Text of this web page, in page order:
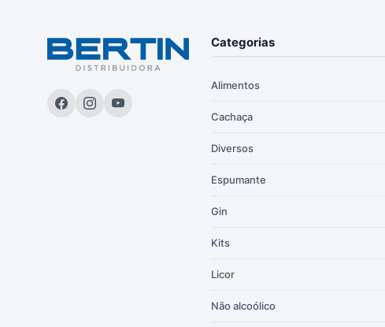
Categorias
Alimentos
Cachaça
Diversos
Espumante
Gin
Kits
Licor
Não alcoólico